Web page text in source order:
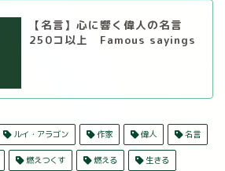
【名言】心に響く偉人の名言
250コ以上 Famous sayings
ルイ・アラゴン 作家 偉人 名言
燃えつくす 燃える 生きる